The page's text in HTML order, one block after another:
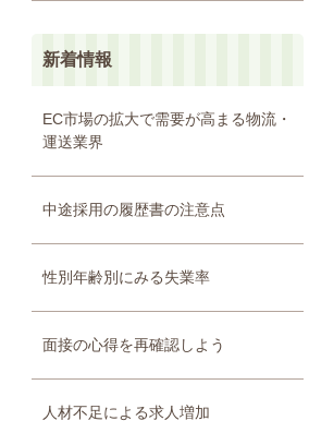
新着情報
EC市場の拡大で需要が高まる物流・
運送業界
中途採用の履歴書の注意点
性別年齢別にみる失業率
面接の心得を再確認しよう
人材不足による求人増加